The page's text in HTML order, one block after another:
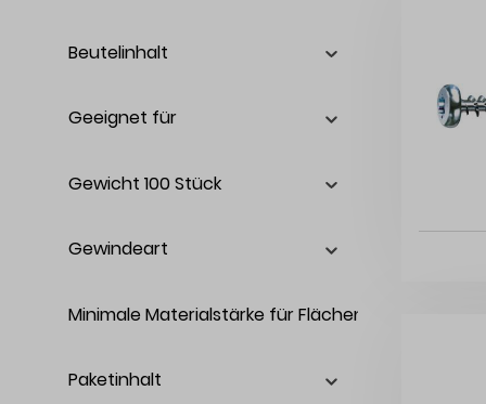
Beutelinhalt
Geeignet für
Gewicht 100 Stück
Gewindeart
Minimale Materialstärke für Flächenfräsung
Paketinhalt